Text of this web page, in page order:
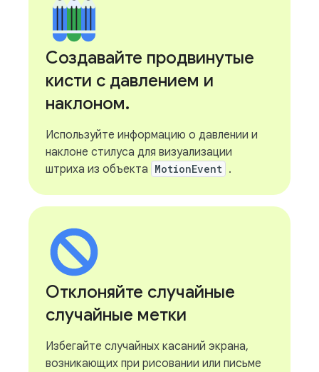
Создавайте продвинутые
кисти с давлением и
наклоном.
Используйте информацию о давлении и
наклоне стилуса для визуализации
штриха из объекта MotionEvent .
Отклоняйте случайные
случайные метки
Избегайте случайных касаний экрана,
возникающих при рисовании или письме